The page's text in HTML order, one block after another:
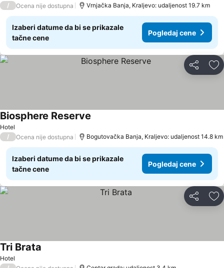
/ Ocena nije dostupna Vrnjačka Banja, Kraljevo: udaljenost 19.7 km
Izaberi datume da bi se prikazale
tačne cene
Pogledaj cene
Deli
Hotel
Biosphere Reserve
/ Ocena nije dostupna Bogutovačka Banja, Kraljevo: udaljenost 14.8 km
Izaberi datume da bi se prikazale
tačne cene
Pogledaj cene
Deli
Hotel
Tri Brata